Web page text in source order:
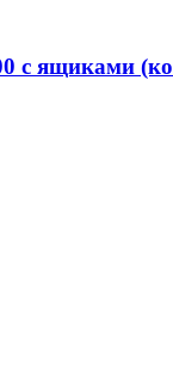
с ящиками